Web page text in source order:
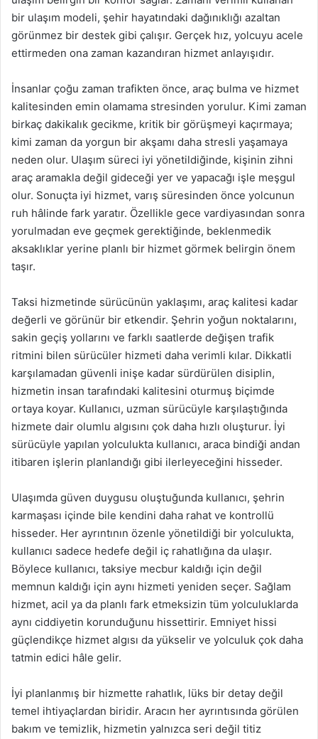
bir ulaşım modeli, şehir hayatındaki dağınıklığı azaltan
görünmez bir destek gibi çalışır. Gerçek hız, yolcuyu acele
ettirmeden ona zaman kazandıran hizmet anlayışıdır.
İnsanlar çoğu zaman trafikten önce, araç bulma ve hizmet
kalitesinden emin olamama stresinden yorulur. Kimi zaman
birkaç dakikalık gecikme, kritik bir görüşmeyi kaçırmaya;
kimi zaman da yorgun bir akşamı daha stresli yaşamaya
neden olur. Ulaşım süreci iyi yönetildiğinde, kişinin zihni
araç aramakla değil gideceği yer ve yapacağı işle meşgul
olur. Sonuçta iyi hizmet, varış süresinden önce yolcunun
ruh hâlinde fark yaratır. Özellikle gece vardiyasından sonra
yorulmadan eve geçmek gerektiğinde, beklenmedik
aksaklıklar yerine planlı bir hizmet görmek belirgin önem
taşır.
Taksi hizmetinde sürücünün yaklaşımı, araç kalitesi kadar
değerli ve görünür bir etkendir. Şehrin yoğun noktalarını,
sakin geçiş yollarını ve farklı saatlerde değişen trafik
ritmini bilen sürücüler hizmeti daha verimli kılar. Dikkatli
karşılamadan güvenli inişe kadar sürdürülen disiplin,
hizmetin insan tarafındaki kalitesini oturmuş biçimde
ortaya koyar. Kullanıcı, uzman sürücüyle karşılaştığında
hizmete dair olumlu algısını çok daha hızlı oluşturur. İyi
sürücüyle yapılan yolculukta kullanıcı, araca bindiği andan
itibaren işlerin planlandığı gibi ilerleyeceğini hisseder.
Ulaşımda güven duygusu oluştuğunda kullanıcı, şehrin
karmaşası içinde bile kendini daha rahat ve kontrollü
hisseder. Her ayrıntının özenle yönetildiği bir yolculukta,
kullanıcı sadece hedefe değil iç rahatlığına da ulaşır.
Böylece kullanıcı, taksiye mecbur kaldığı için değil
memnun kaldığı için aynı hizmeti yeniden seçer. Sağlam
hizmet, acil ya da planlı fark etmeksizin tüm yolculuklarda
aynı ciddiyetin korunduğunu hissettirir. Emniyet hissi
güçlendikçe hizmet algısı da yükselir ve yolculuk çok daha
tatmin edici hâle gelir.
İyi planlanmış bir hizmette rahatlık, lüks bir detay değil
temel ihtiyaçlardan biridir. Aracın her ayrıntısında görülen
bakım ve temizlik, hizmetin yalnızca seri değil titiz